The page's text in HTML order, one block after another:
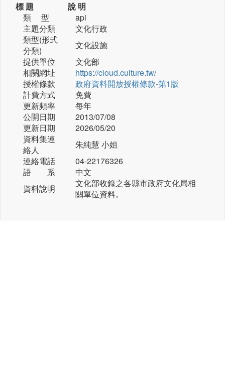
標 題
說 明
類 型
api
主題分類
文化行政
類型(形式
分類)
文化設施
提供單位
文化部
相關網址
https://cloud.culture.tw/
授權條款
政府資料開放授權條款-第1版
計費方式
免費
更新頻率
每年
公開日期
2013/07/08
更新日期
2026/05/20
資料集連
絡人
朱純慧 小姐
連絡電話
04-22176326
語 系
中文
資料說明
文化部收錄之各縣市政府文化局相
關單位資料。